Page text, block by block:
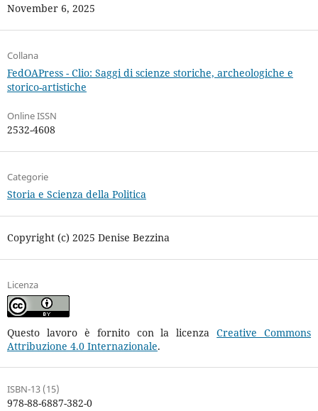
November 6, 2025
Collana
FedOAPress - Clio: Saggi di scienze storiche, archeologiche e
storico-artistiche
Online ISSN
2532-4608
Categorie
Storia e Scienza della Politica
Copyright (c) 2025 Denise Bezzina
Licenza
Questo lavoro è fornito con la licenzaCreative Commons
Attribuzione 4.0 Internazionale.
ISBN-13 (15)
978-88-6887-382-0